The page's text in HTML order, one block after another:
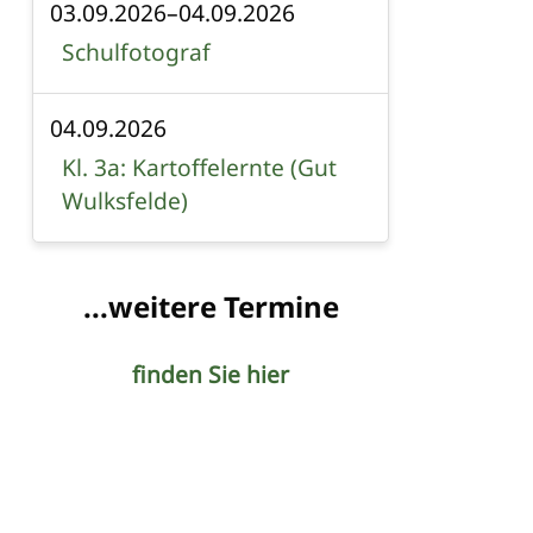
03.09.2026–04.09.2026
Schulfotograf
04.09.2026
Kl. 3a: Kartoffelernte (Gut
Wulksfelde)
...weitere Termine
finden Sie hier